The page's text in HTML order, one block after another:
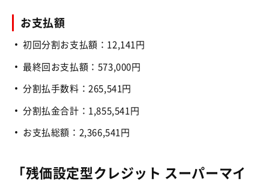
お支払額
初回分割お支払額：12,141円
最終回お支払額：573,000円
分割払手数料：265,541円
分割払金合計：1,855,541円
お支払総額：2,366,541円
「残価設定型クレジット スーパーマイ